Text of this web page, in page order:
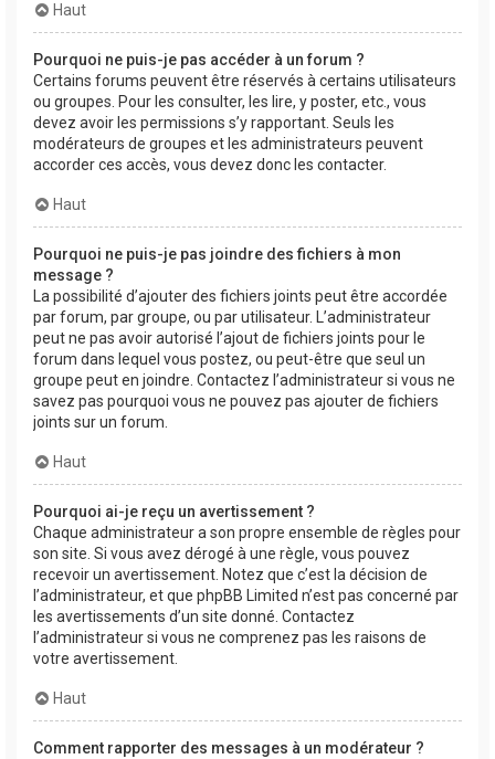
Haut
Pourquoi ne puis-je pas accéder à un forum ?
Certains forums peuvent être réservés à certains utilisateurs
ou groupes. Pour les consulter, les lire, y poster, etc., vous
devez avoir les permissions s’y rapportant. Seuls les
modérateurs de groupes et les administrateurs peuvent
accorder ces accès, vous devez donc les contacter.
Haut
Pourquoi ne puis-je pas joindre des fichiers à mon
message ?
La possibilité d’ajouter des fichiers joints peut être accordée
par forum, par groupe, ou par utilisateur. L’administrateur
peut ne pas avoir autorisé l’ajout de fichiers joints pour le
forum dans lequel vous postez, ou peut-être que seul un
groupe peut en joindre. Contactez l’administrateur si vous ne
savez pas pourquoi vous ne pouvez pas ajouter de fichiers
joints sur un forum.
Haut
Pourquoi ai-je reçu un avertissement ?
Chaque administrateur a son propre ensemble de règles pour
son site. Si vous avez dérogé à une règle, vous pouvez
recevoir un avertissement. Notez que c’est la décision de
l’administrateur, et que phpBB Limited n’est pas concerné par
les avertissements d’un site donné. Contactez
l’administrateur si vous ne comprenez pas les raisons de
votre avertissement.
Haut
Comment rapporter des messages à un modérateur ?